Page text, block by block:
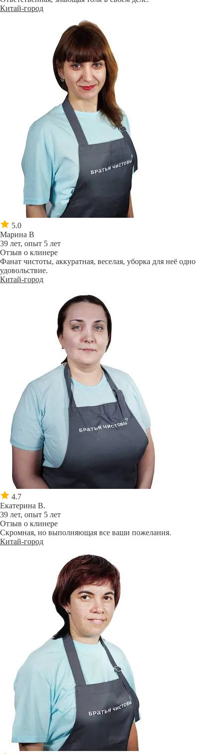
Китай-город
5.0
Марина В
39 лет, опыт 5 лет
Отзыв о клинере
Фанат чистоты, аккуратная, веселая, уборка для неё одно
удовольствие.
Китай-город
4.7
Екатерина В.
39 лет, опыт 5 лет
Отзыв о клинере
Скромная, но выполняющая все ваши пожелания.
Китай-город